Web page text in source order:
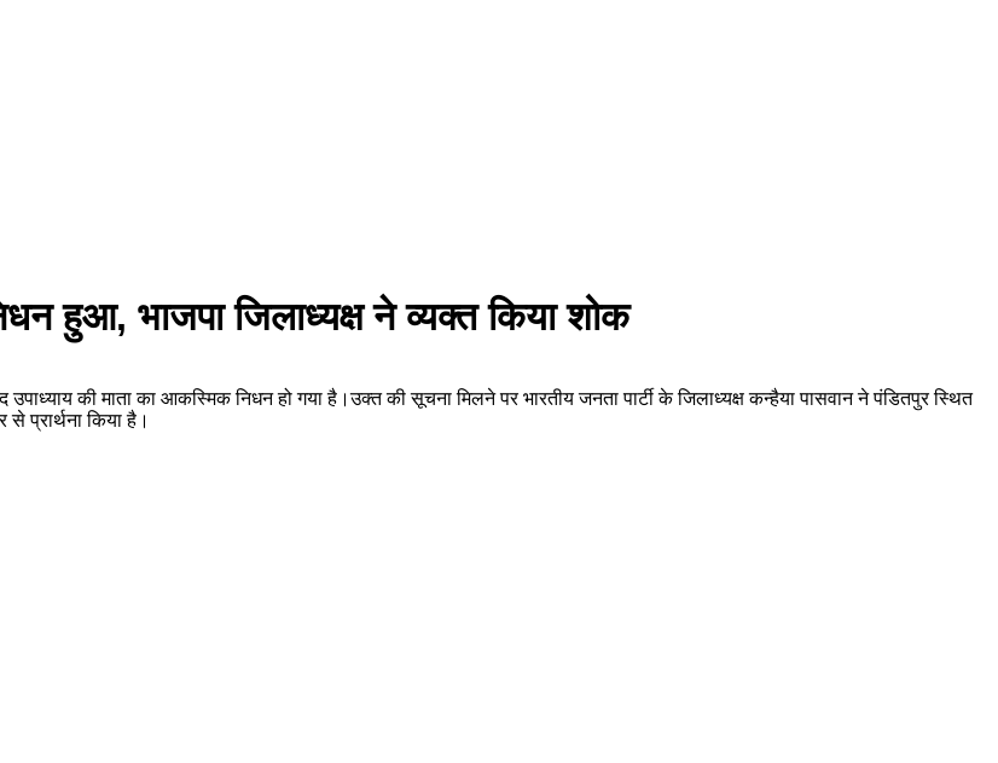
हुआ, भाजपा जिलाध्यक्ष ने व्यक्त किया शोक
की माता का आकस्मिक निधन हो गया है।उक्त की सूचना मिलने पर भारतीय जनता पार्टी के जिलाध्यक्ष कन्हैया पासवान ने पंडितपुर स्थित
प्रार्थना किया है।